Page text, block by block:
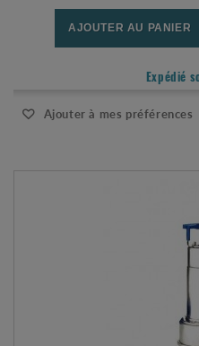
AJOUTER AU PANIER
Expédié
Ajouter à mes préférences